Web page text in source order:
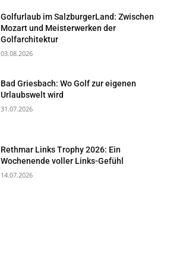
Golfurlaub im SalzburgerLand: Zwischen
Mozart und Meisterwerken der
Golfarchitektur
03.08.2026
Bad Griesbach: Wo Golf zur eigenen
Urlaubswelt wird
31.07.2026
Rethmar Links Trophy 2026: Ein
Wochenende voller Links-Gefühl
14.07.2026